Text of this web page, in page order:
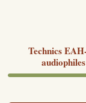
Technics